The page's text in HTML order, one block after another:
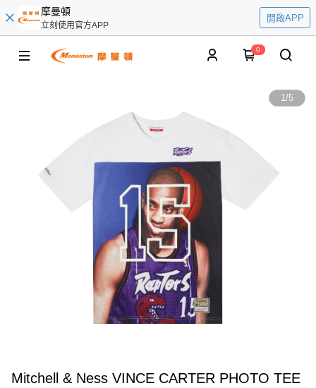
摩曼頓
立刻使用官方APP
開啟APP
0
1/5
Mitchell & Ness VINCE CARTER PHOTO TEE